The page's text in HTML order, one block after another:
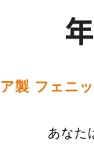
製 フェニ
あなた